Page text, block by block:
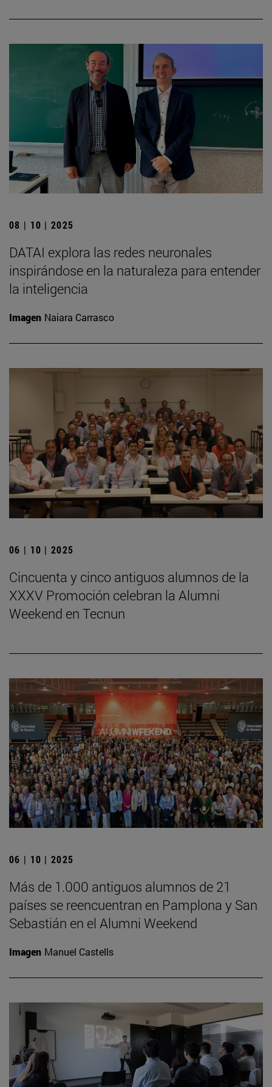
08 | 10 | 2025
DATAI explora las redes neuronales
inspirándose en la naturaleza para entender
la inteligencia
Imagen Naiara Carrasco
06 | 10 | 2025
Cincuenta y cinco antiguos alumnos de la
XXXV Promoción celebran la Alumni
Weekend en Tecnun
06 | 10 | 2025
Más de 1.000 antiguos alumnos de 21
países se reencuentran en Pamplona y San
Sebastián en el Alumni Weekend
Imagen Manuel Castells